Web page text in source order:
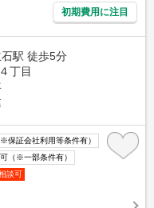
初期費用に注目
駅 徒歩5分
丁目
保証会社利用等条件有）
（※一部条件有）
談可